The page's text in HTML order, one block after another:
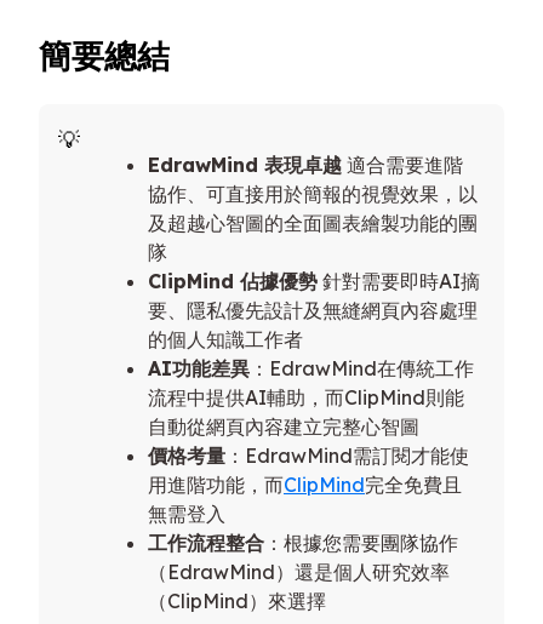
簡要總結
EdrawMind 表現卓越 適合需要進階
協作、可直接用於簡報的視覺效果，以
及超越心智圖的全面圖表繪製功能的團
隊
ClipMind 佔據優勢 針對需要即時AI摘
要、隱私優先設計及無縫網頁內容處理
的個人知識工作者
AI功能差異 ：EdrawMind在傳統工作
流程中提供AI輔助，而ClipMind則能
自動從網頁內容建立完整心智圖
價格考量 ：EdrawMind需訂閱才能使
用進階功能，而ClipMind完全免費且
無需登入
工作流程整合 ：根據您需要團隊協作
（EdrawMind）還是個人研究效率
（ClipMind）來選擇